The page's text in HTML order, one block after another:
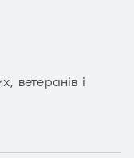
ветеранів і